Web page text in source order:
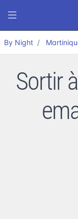
By Night
Sortir